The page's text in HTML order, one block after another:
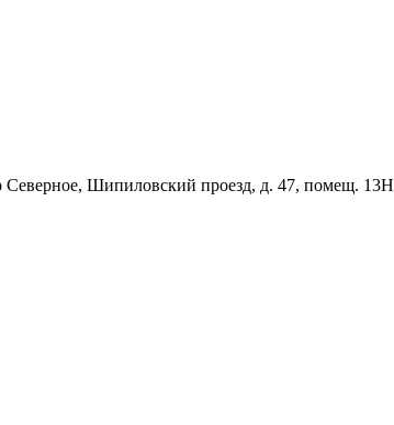
Северное, Шипиловский проезд, д. 47, помещ. 13Н